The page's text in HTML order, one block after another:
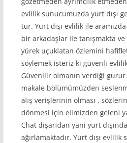
evlilik sunucumuzda yurt dışı
tur. Yurt dışı evlilik ile
bir arkadaşlar ile tanışmakta ve
yürek uçuklatan özlemini
söylemek isteriz ki güvenli
Güvenilir olmanın verdiği
makale bölümümüzden
alış verişlerinin olması ,
dönmesi için elimizden geleni
Chat dışarıdan yani yurt
ağırlamaktadır. Yurt dışı evlilik